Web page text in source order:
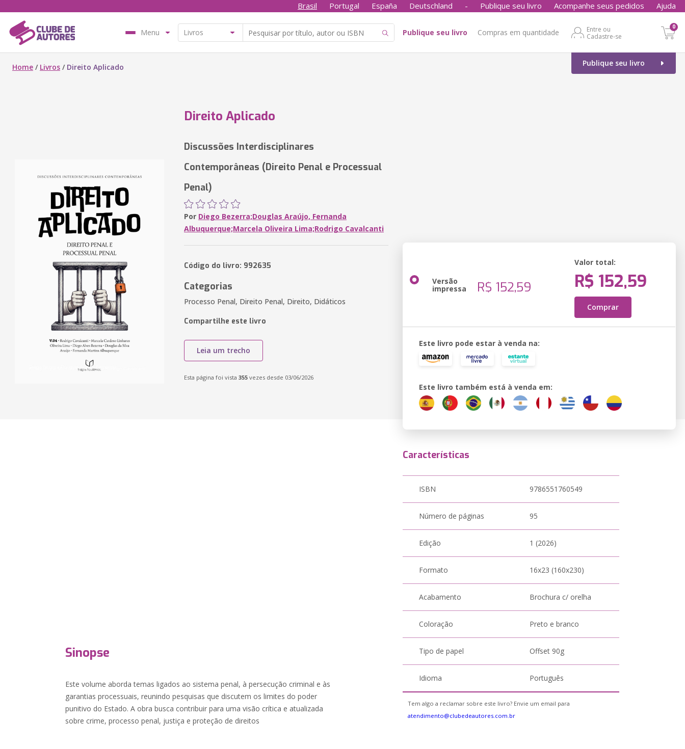
Brasil Portugal España Deutschland - Publique seu livro Acompanhe seus pedidos Ajuda
Menu Publique seu livro Compras em quantidade
Entre ou
Cadastre-se
0
Publique seu livro
Home / Livros / Direito Aplicado
Direito Aplicado
Discussões Interdisciplinares
Contemporâneas (Direito Penal e Processual
Penal)
Por Diego Bezerra;Douglas Araújo, Fernanda
Albuquerque;Marcela Oliveira Lima;Rodrigo Cavalcanti
Código do livro: 992635
Categorias
Processo Penal, Direito Penal, Direito, Didáticos
Compartilhe este livro
Leia um trecho
Esta página foi vista 355 vezes desde 03/06/2026
Versão
impressa R$ 152,59
Valor total:
R$ 152,59
Comprar
Este livro pode estar à venda na:
Este livro também está à venda em:
Sinopse
Este volume aborda temas ligados ao sistema penal, à persecução criminal e às
garantias processuais, reunindo pesquisas que discutem os limites do poder
punitivo do Estado. A obra busca contribuir para uma visão crítica e atualizada
sobre crime, processo penal, justiça e proteção de direitos
Características
ISBN 9786551760549
Número de páginas 95
Edição 1 (2026)
Formato 16x23 (160x230)
Acabamento Brochura c/ orelha
Coloração Preto e branco
Tipo de papel Offset 90g
Idioma Português
Tem algo a reclamar sobre este livro? Envie um email para
atendimento@clubedeautores.com.br